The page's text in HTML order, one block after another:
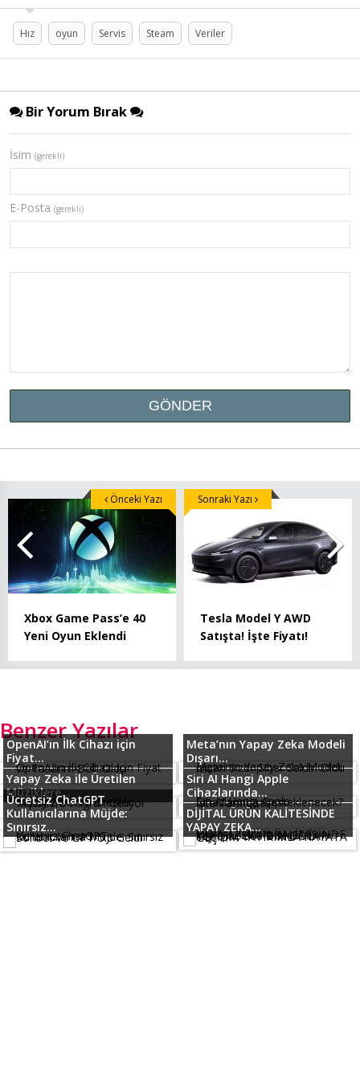
Hız oyun Servis Steam Veriler
Bir Yorum Bırak
İsim (gerekli)
E-Posta (gerekli)
Xbox Game Pass’e 40
Yeni Oyun Eklendi
Önceki Yazı
Tesla Model Y AWD
Satışta! İşte Fiyatı!
Sonraki Yazı
Benzer Yazılar
OpenAI’ın İlk Cihazı için
Fiyat...
Meta’nın Yapay Zeka Modeli
Dışarı...
Yapay Zeka ile Üretilen
Müziklere...
Siri AI Hangi Apple
Cihazlarında...
Ücretsiz ChatGPT
Kullanıcılarına Müjde:
Sınırsız...
DİJİTAL ÜRÜN KALİTESİNDE
YAPAY ZEKA...